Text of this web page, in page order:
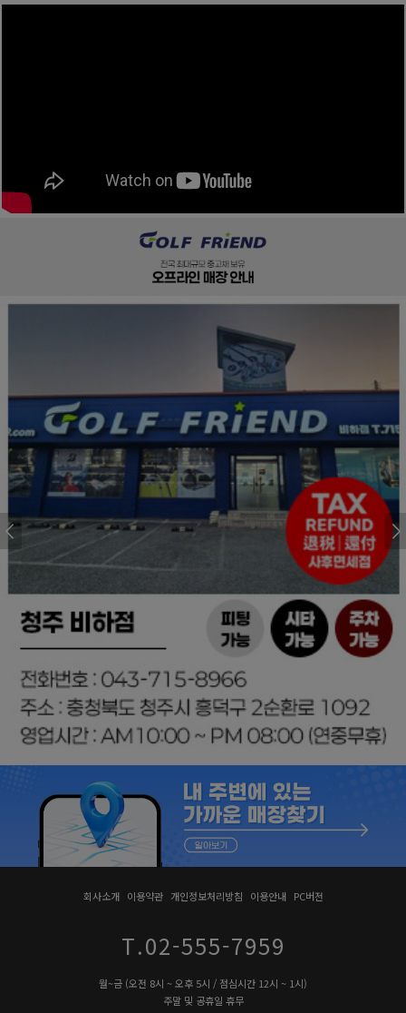
회사소개 이용약관 개인정보처리방침 이용안내 PC버전
T.02-555-7959
월~금 (오전 8시 ~ 오후 5시 / 점심시간 12시 ~ 1시)
주말 및 공휴일 휴무